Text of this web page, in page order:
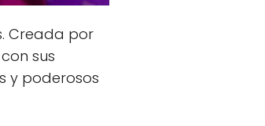
Creada por
sus
y poderosos